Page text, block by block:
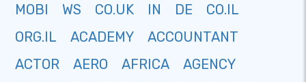
MOBI
WS CO.UK IN DE
CO.IL
ORG.IL
ACADEMY
ACCOUNTANT
ACTOR
AERO AFRICA
AGENCY